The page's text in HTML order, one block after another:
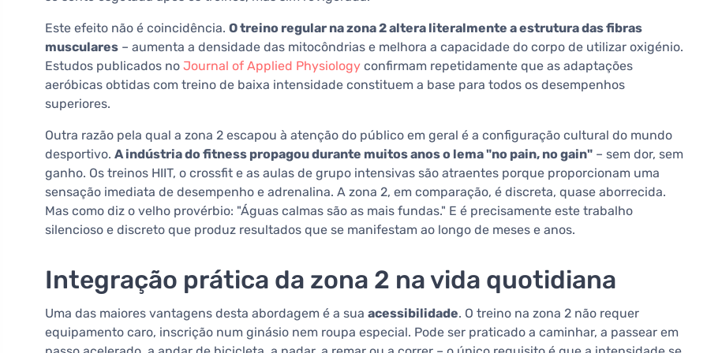
Este efeito não é coincidência. O treino regular na zona 2 altera literalmente a estrutura das fibras
musculares – aumenta a densidade das mitocôndrias e melhora a capacidade do corpo de utilizar oxigénio.
Estudos publicados no Journal of Applied Physiology confirmam repetidamente que as adaptações
aeróbicas obtidas com treino de baixa intensidade constituem a base para todos os desempenhos
superiores.
Outra razão pela qual a zona 2 escapou à atenção do público em geral é a configuração cultural do mundo
desportivo. A indústria do fitness propagou durante muitos anos o lema "no pain, no gain" – sem dor, sem
ganho. Os treinos HIIT, o crossfit e as aulas de grupo intensivas são atraentes porque proporcionam uma
sensação imediata de desempenho e adrenalina. A zona 2, em comparação, é discreta, quase aborrecida.
Mas como diz o velho provérbio: "Águas calmas são as mais fundas." E é precisamente este trabalho
silencioso e discreto que produz resultados que se manifestam ao longo de meses e anos.
Integração prática da zona 2 na vida quotidiana
Uma das maiores vantagens desta abordagem é a sua acessibilidade. O treino na zona 2 não requer
equipamento caro, inscrição num ginásio nem roupa especial. Pode ser praticado a caminhar, a passear em